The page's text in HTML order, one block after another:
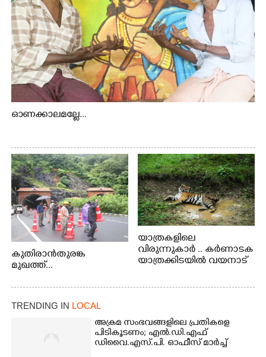
ഓണക്കാലമല്ലേ...
കുതിരാൻതുരങ്ക
മുഖത്ത്...
യാത്രകളിലെ
വിരുന്നുകാർ .. കർണാടക
യാത്രക്കിടയിൽ വയനാട്
നിന്നും കണ്ണിൽകുടുങ്ങിയ
TRENDING IN LOCAL
അക്രമ സംഭവങ്ങളിലെ പ്രതികളെ
പിടികൂടണം; എൽ.ഡി.എഫ്
ഡിവൈ.എസ്.പി. ഓഫീസ് മാർച്ച്